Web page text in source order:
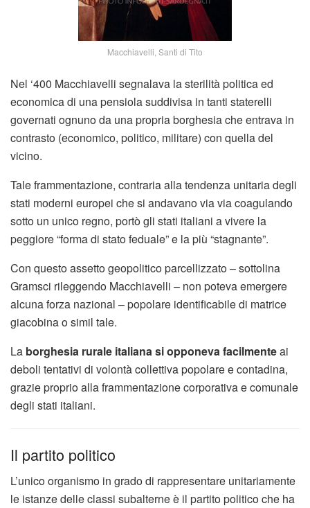
Macchiavelli, Santi di Tito
Nel ‘400 Macchiavelli segnalava la sterilità politica ed
economica di una pensiola suddivisa in tanti staterelli
governati ognuno da una propria borghesia che entrava in
contrasto (economico, politico, militare) con quella del
vicino.
Tale frammentazione, contraria alla tendenza unitaria degli
stati moderni europei che si andavano via via coagulando
sotto un unico regno, portò gli stati italiani a vivere la
peggiore “forma di stato feduale” e la più “stagnante”.
Con questo assetto geopolitico parcellizzato – sottolina
Gramsci rileggendo Macchiavelli – non poteva emergere
alcuna forza nazional – popolare identificabile di matrice
giacobina o simil tale.
La borghesia rurale italiana si opponeva facilmenteai
deboli tentativi di volontà collettiva popolare e contadina,
grazie proprio alla frammentazione corporativa e comunale
degli stati italiani.
Il partito politico
L’unico organismo in grado di rappresentare unitariamente
le istanze delle classi subalterne è il partito politico che ha